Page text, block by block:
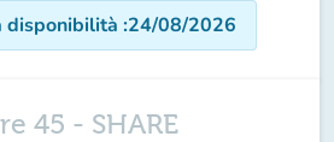
disponibilità :24/08/2026
45 - SHARE